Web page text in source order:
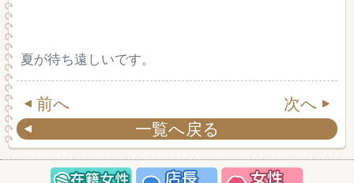
夏が待ち遠しいです。
前へ
次へ
一覧へ戻る